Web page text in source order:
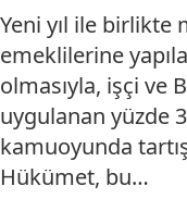
Yeni yıl ile
emeklilerine
olmasıyla, işçi ve
uygulanan yüzde
kamuoyunda
Hükümet, bu…